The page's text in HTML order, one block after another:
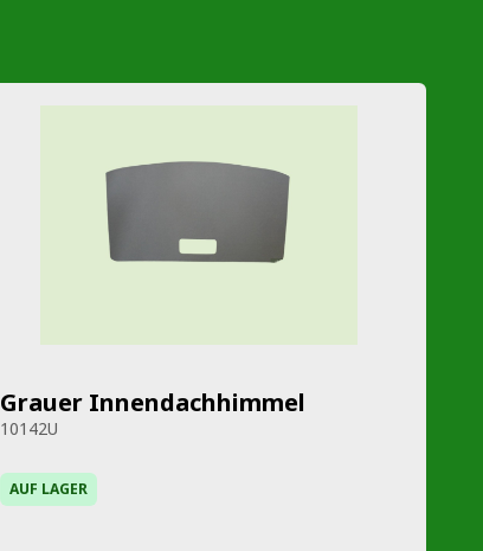
Grauer Innendachhimmel
10142U
AUF LAGER